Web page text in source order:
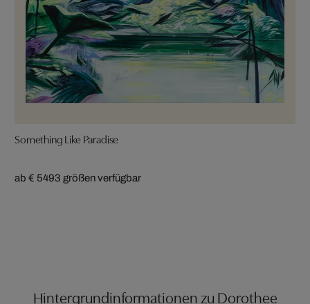
Something Like Paradise
ab € 5493 größen verfügbar
Hintergrundinformationen zu Dorothee